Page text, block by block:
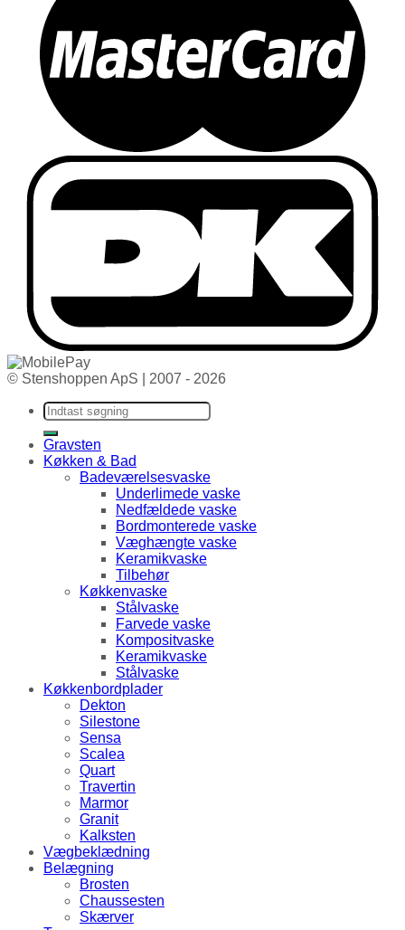
© Stenshoppen ApS | 2007 - 2026
Søg efter:
Gravsten
Køkken & Bad
Badeværelsesvaske
Underlimede vaske
Nedfældede vaske
Bordmonterede vaske
Væghængte vaske
Keramikvaske
Tilbehør
Køkkenvaske
Stålvaske
Farvede vaske
Kompositvaske
Keramikvaske
Stålvaske
Køkkenbordplader
Dekton
Silestone
Sensa
Scalea
Quart
Travertin
Marmor
Granit
Kalksten
Vægbeklædning
Belægning
Brosten
Chaussesten
Skærver